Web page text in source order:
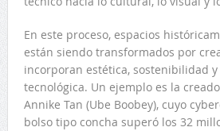
En este proceso, espacios
están siendo transformados por
incorporan estética, sostenibilidad
tecnológica. Un ejemplo es la
Annike Tan (Ube Boobey), cuyo
bolso tipo concha superó los 32